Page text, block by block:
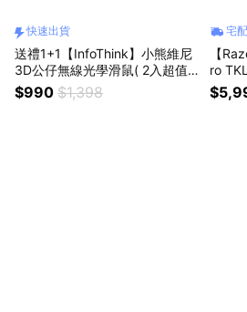
快速出貨
送禮1+1【InfoThink】小熊維尼
3D公仔無線光學滑鼠( 2入超值
組，好友分享包)快速出貨
$990 $1,398
宅
【
ro
聯名